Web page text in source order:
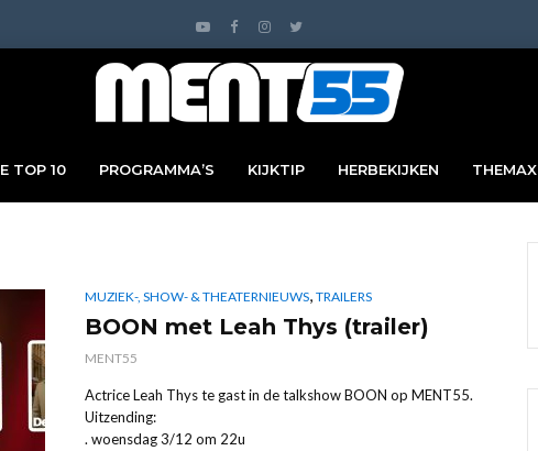
TOP 10 PROGRAMMA’S KIJKTIP HERBEKIJKEN THEMAX
MUZIEK-, SHOW- & THEATERNIEUWS, TRAILERS
BOON met Leah Thys (trailer)
MENT55
Actrice Leah Thys te gast in de talkshow BOON op MENT55.
Uitzending:
. woensdag 3/12 om 22u